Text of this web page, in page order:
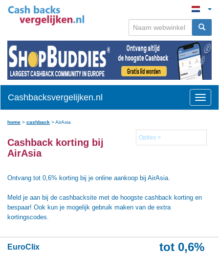
Toggle
Cashbacksvergelijken.nl
home > cashback >AirAsia
Opties >
Cashback korting bij
AirAsia
Ontvang tot 0,6% korting bij je online aankoop bij AirAsia.
Meld je aan bij de cashbacksite met de hoogste cashback korting en
bespaar! Ook kun je mogelijk gebruik maken van de extra
kortingscodes.
EuroClix tot 0,6%